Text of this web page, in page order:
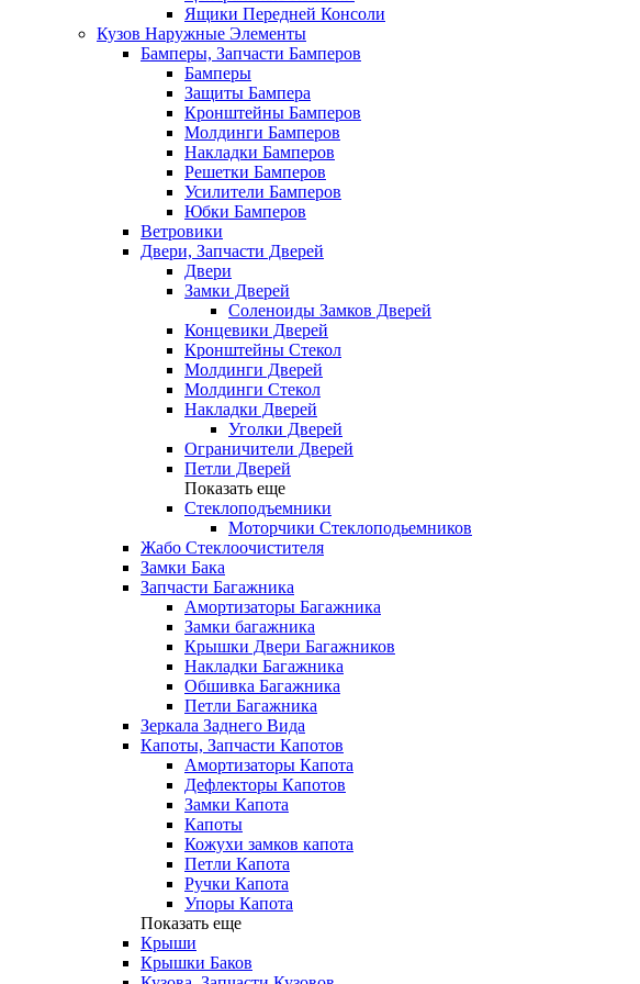
Ящики Передней Консоли
Кузов Наружные Элементы
Бамперы, Запчасти Бамперов
Бамперы
Защиты Бампера
Кронштейны Бамперов
Молдинги Бамперов
Накладки Бамперов
Решетки Бамперов
Усилители Бамперов
Юбки Бамперов
Ветровики
Двери, Запчасти Дверей
Двери
Замки Дверей
Соленоиды Замков Дверей
Концевики Дверей
Кронштейны Стекол
Молдинги Дверей
Молдинги Стекол
Накладки Дверей
Уголки Дверей
Ограничители Дверей
Петли Дверей
Показать еще
Стеклоподъемники
Моторчики Стеклоподьемников
Жабо Стеклоочистителя
Замки Бака
Запчасти Багажника
Амортизаторы Багажника
Замки багажника
Крышки Двери Багажников
Накладки Багажника
Обшивка Багажника
Петли Багажника
Зеркала Заднего Вида
Капоты, Запчасти Капотов
Амортизаторы Капота
Дефлекторы Капотов
Замки Капота
Капоты
Кожухи замков капота
Петли Капота
Ручки Капота
Упоры Капота
Показать еще
Крыши
Крышки Баков